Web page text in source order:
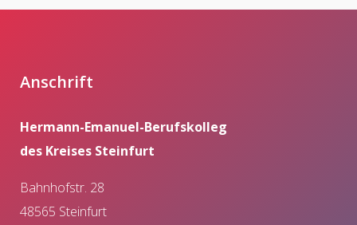
Anschrift
Hermann-Emanuel-Berufskolleg
des Kreises Steinfurt
Bahnhofstr. 28
48565 Steinfurt